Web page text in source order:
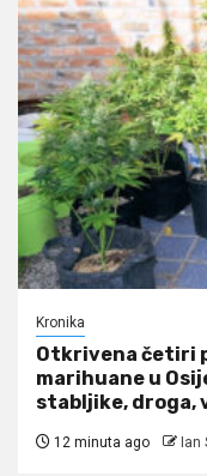
Kronika
Otkrivena četiri
marihuane u
stabljike, droga,
12 minuta ago Ian